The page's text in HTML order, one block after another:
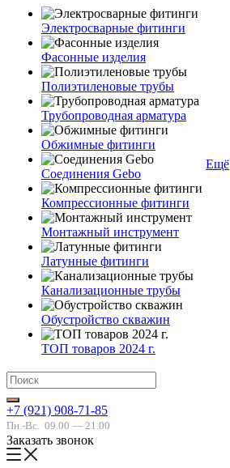
Электросварные фитинги
Фасонные изделия
Полиэтиленовые трубы
Трубопроводная арматура
Обжимные фитинги
Соединения Gebo
Компрессионные фитинги
Монтажный инструмент
Латунные фитинги
Канализационные трубы
Обустройство скважин
ТОП товаров 2024 г.
Ещё
+7 (921) 908-71-85
Пн.-Вс. 09.00 — 21.00
Заказать звонок